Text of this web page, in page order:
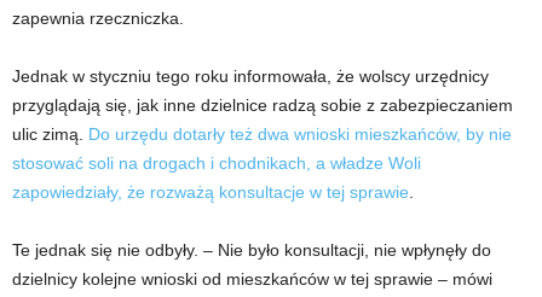
zapewnia rzeczniczka.
Jednak w styczniu tego roku informowała, że wolscy urzędnicy
przyglądają się, jak inne dzielnice radzą sobie z zabezpieczaniem
ulic zimą. Do urzędu dotarły też dwa wnioski mieszkańców, by nie
stosować soli na drogach i chodnikach, a władze Woli
zapowiedziały, że rozważą konsultacje w tej sprawie
Te jednak się nie odbyły. – Nie było konsultacji, nie wpłynęły do
dzielnicy kolejne wnioski od mieszkańców w tej sprawie – mówi